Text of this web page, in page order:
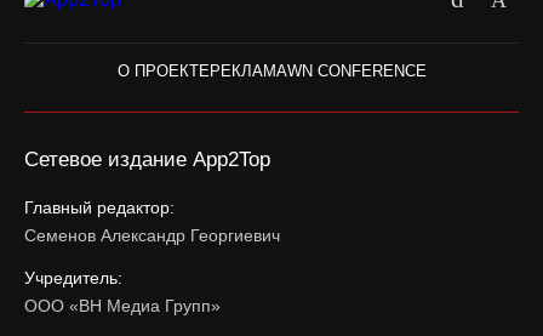
О ПРОЕКТЕРЕКЛАМАWN CONFERENCE
Сетевое издание App2Top
Главный редактор:
Семенов Александр Георгиевич
Учредитель:
ООО «ВН Медиа Групп»